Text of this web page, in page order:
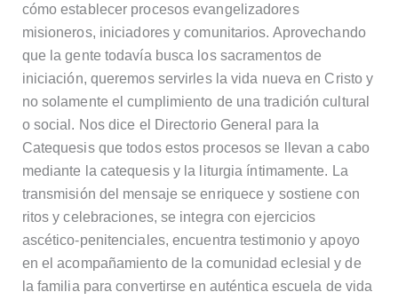
cómo establecer procesos evangelizadores
misioneros, iniciadores y comunitarios. Aprovechando
que la gente todavía busca los sacramentos de
iniciación, queremos servirles la vida nueva en Cristo y
no solamente el cumplimiento de una tradición cultural
o social. Nos dice el Directorio General para la
Catequesis que todos estos procesos se llevan a cabo
mediante la catequesis y la liturgia íntimamente. La
transmisión del mensaje se enriquece y sostiene con
ritos y celebraciones, se integra con ejercicios
ascético-penitenciales, encuentra testimonio y apoyo
en el acompañamiento de la comunidad eclesial y de
la familia para convertirse en auténtica escuela de vida